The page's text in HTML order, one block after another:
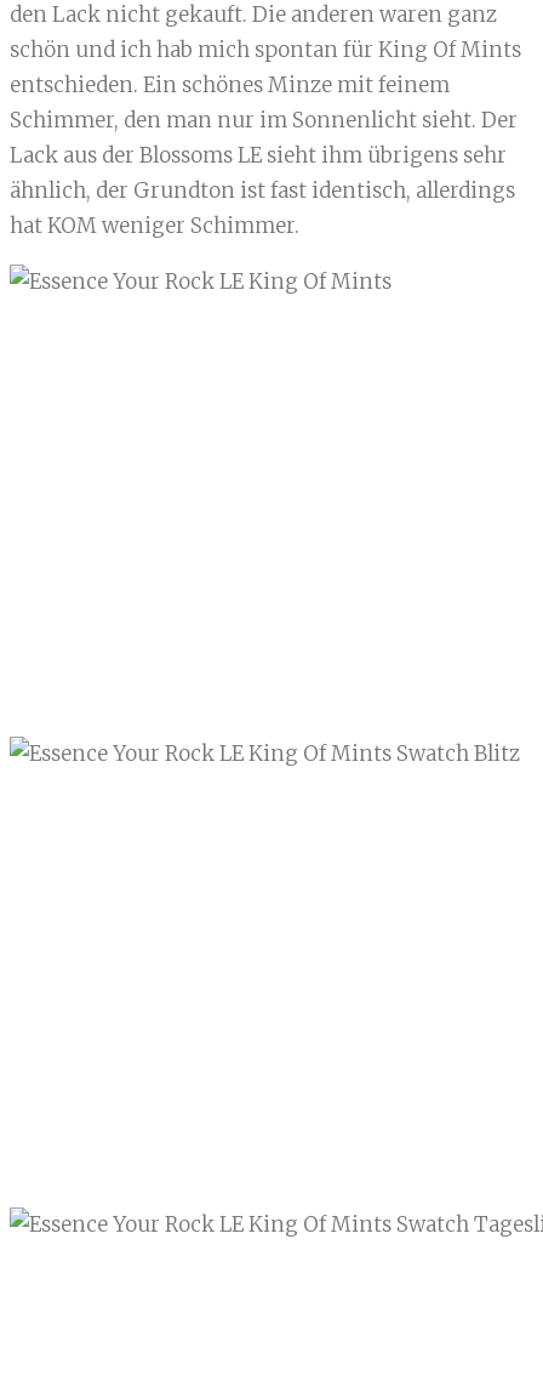
den Lack nicht gekauft. Die anderen waren ganz
schön und ich hab mich spontan für King Of Mints
entschieden. Ein schönes Minze mit feinem
Schimmer, den man nur im Sonnenlicht sieht. Der
Lack aus der Blossoms LE sieht ihm übrigens sehr
ähnlich, der Grundton ist fast identisch, allerdings
hat KOM weniger Schimmer.